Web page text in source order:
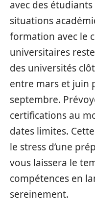
avec des
situations
formation avec le
universitaires
des universités
entre mars et juin
septembre.
certifications au
dates limites.
le stress d’une
vous laissera le
compétences en
sereinement.